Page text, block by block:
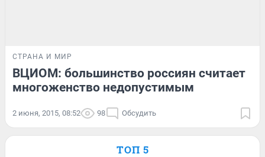
СТРАНА И МИР
ВЦИОМ: большинство россиян считает
многоженство недопустимым
2 июня, 2015, 08:52 98 Обсудить
ТОП 5